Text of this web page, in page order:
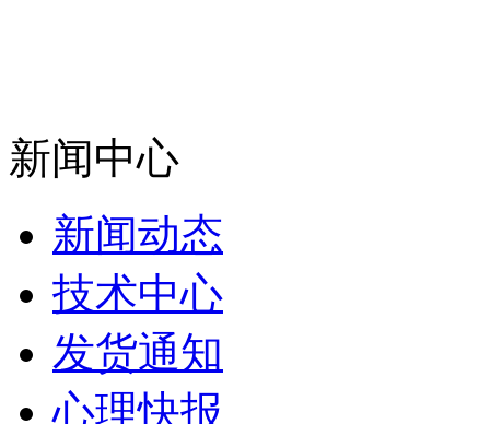
新闻中心
新闻动态
技术中心
发货通知
心理快报